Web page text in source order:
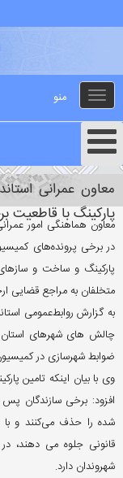
Toggle
navigation
منو
معاون عمرانی
پارکینگ با قاطعیت
معاون هماهنگی امور
پارکینگ و ساخت و
متخلفان به مراجع قضایی
به گزارش روابط‌عمومی
چالش های شهرهای استان
ضوابط شهرسازی در کمیسیون ماده ۱۰۰ است که این روند
وی با بیان اینکه تامین
افزود: برخی سازندگان
قانونی جلوه می دهند،
شهروندان دارد.